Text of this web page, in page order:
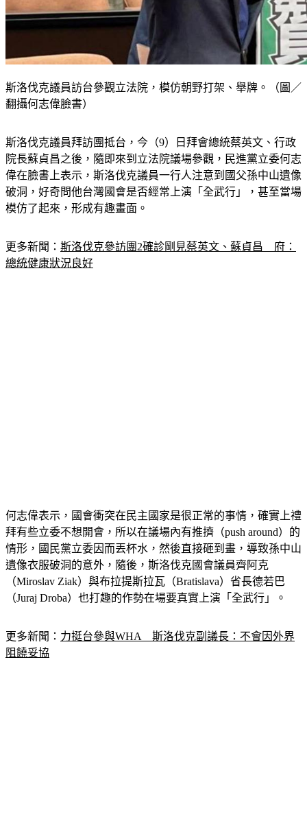
翻攝何志偉臉書）
院長蘇貞昌之後，隨即來到立法院議場參觀，民進黨立委何志
偉在臉書上表示，斯洛伐克議員一行人注意到國父孫中山遺像
破洞，好奇問他台灣國會是否經常上演「全武行」，甚至當場
模仿了起來，形成有趣畫面。
總統健康狀況良好
拜有些立委不想開會，所以在議場內有推擠（push around）的
情形，國民黨立委因而丟杯水，然後直接砸到畫，導致孫中山
遺像衣服破洞的意外，隨後，斯洛伐克國會議員齊阿克
（Miroslav Ziak）與布拉提斯拉瓦（Bratislava）省長德若巴
（Juraj Droba）也打趣的作勢在場要真實上演「全武行」。
阻饒妥協